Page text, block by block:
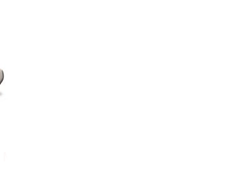
с желтой и голубой